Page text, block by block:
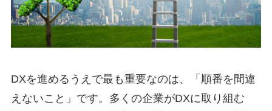
DXを進めるうえで最も重要なのは、「順番を間違
えないこと」です。多くの企業がDXに取り組む